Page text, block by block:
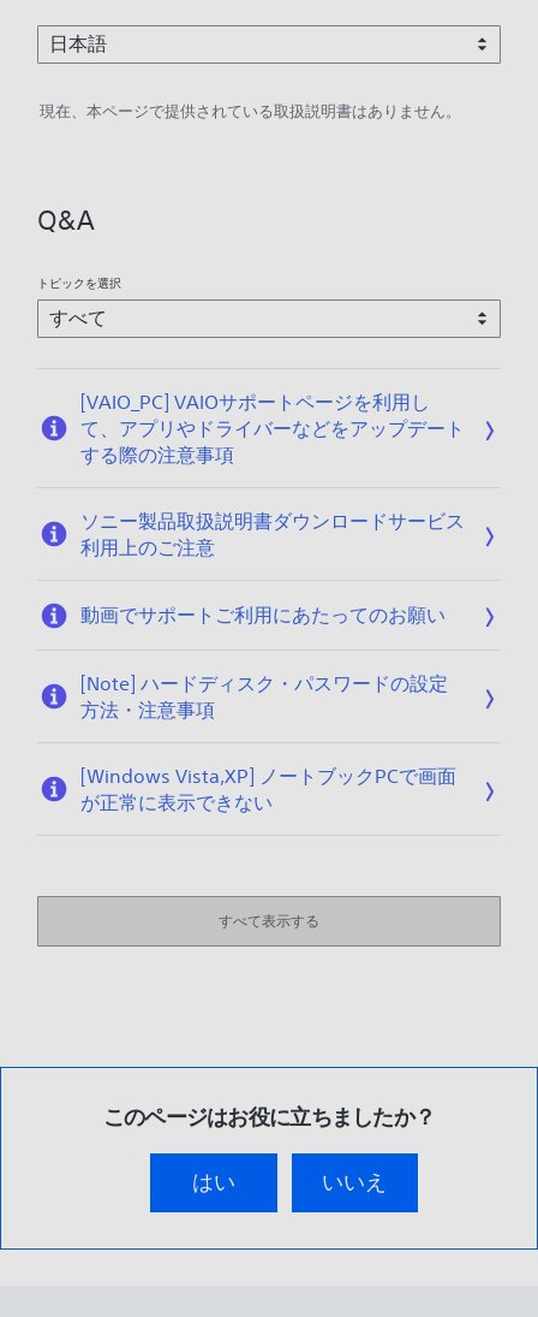
現在、本ページで提供されている取扱説明書はありません。
Q&A
トピックを選択
[VAIO_PC] VAIOサポートページを利用し
て、アプリやドライバーなどをアップデート
する際の注意事項
ソニー製品取扱説明書ダウンロードサービス
利用上のご注意
動画でサポートご利用にあたってのお願い
[Note] ハードディスク・パスワードの設定
方法・注意事項
[Windows Vista,XP] ノートブックPCで画面
が正常に表示できない
すべて表示する
このページはお役に立ちましたか？
はい いいえ